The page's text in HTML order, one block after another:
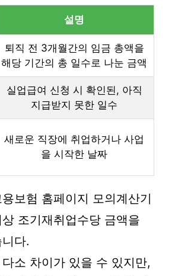
설명
퇴직 전 3개월간의 임금 총액을
해당 기간의 총 일수로 나눈 금액
실업급여 신청 시 확인된, 아직
지급받지 못한 일수
새로운 직장에 취업하거나 사업
을 시작한 날짜
보험 홈페이지 모의계산기
조기재취업수당 금액을
다.
소 차이가 있을 수 있지만,